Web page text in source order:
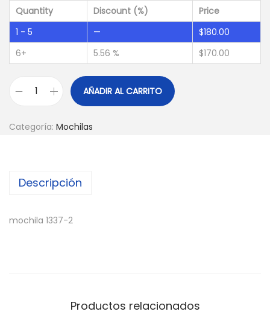
Quantity Discount (%)
Price
1 - 5
— $180.00
6+
5.56 % $170.00
AÑADIR AL CARRITO
Categoría: Mochilas
Descripción
mochila 1337-2
Productos relacionados